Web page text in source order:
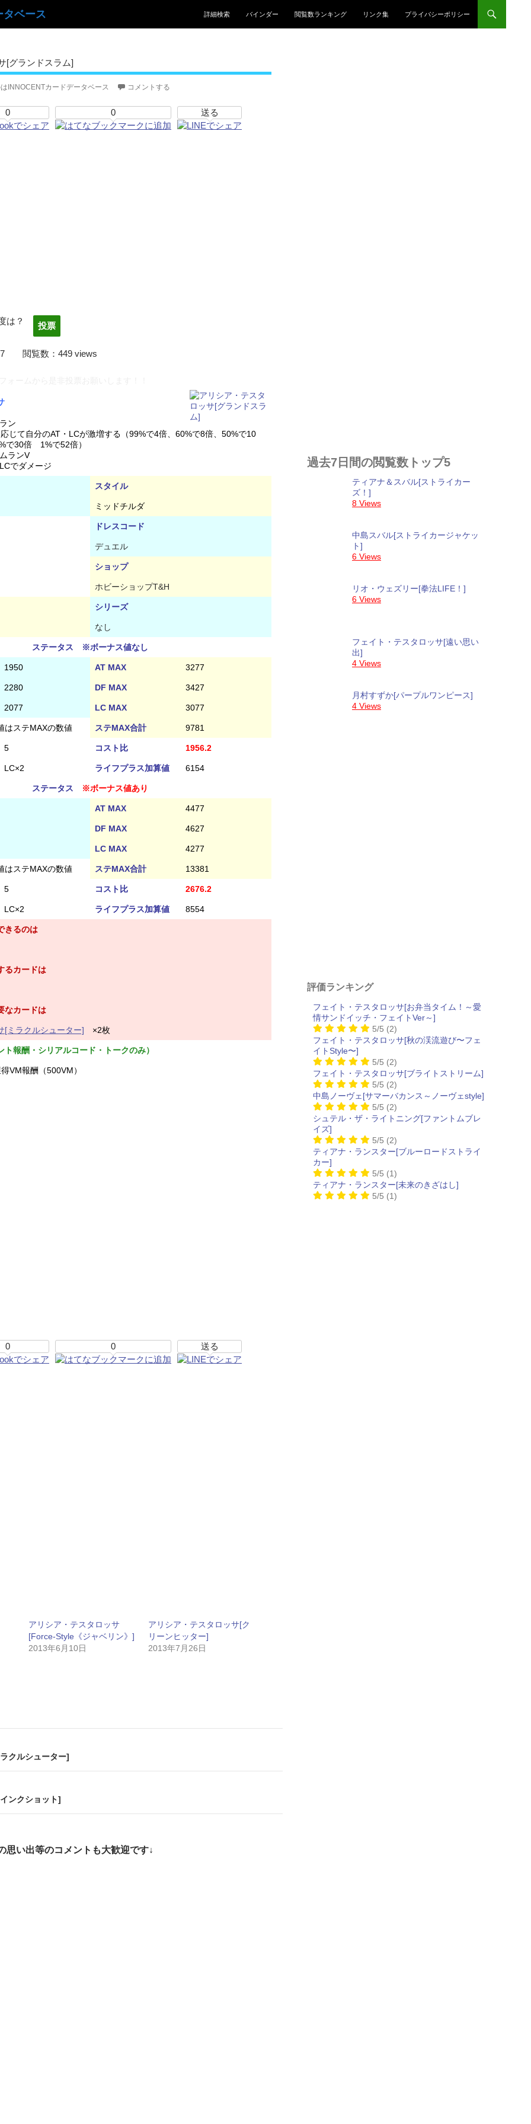
タベース
詳細検索
バインダー 閲覧数ランキング リンク集 プライバシーポリシー
[グランドスラム]
INNOCENTカードデータベース コメントする
0 0 送る
は？
04/07 閲覧数：449 views
ン
て自分のAT・LCが激増する（99%で4倍、60%で8倍、50%で10
30倍 1%で52倍）
ランV
でダメージ
スタイル
ミッドチルダ
ドレスコード
デュエル
ショップ
ホビーショップT&H
シリーズ
なし
ステータス ※ボーナス値なし
1950 AT MAX 3277
2280 DF MAX 3427
2077 LC MAX 3077
はステMAXの数値 ステMAX合計 9781
5 コスト比 1956.2
LC×2 ライフプラス加算値 6154
ステータス ※ボーナス値あり
AT MAX 4477
DF MAX 4627
LC MAX 4277
はステMAXの数値 ステMAX合計 13381
5 コスト比 2676.2
LC×2 ライフプラス加算値 8554
きるのは
るカードは
なカードは
[ミラクルシューター] ×2枚
報酬・シリアルコード・トークのみ）
VM報酬（500VM）
0 0 送る
アリシア・テスタロッサ
[Force-Style《ジャベリン》]
2013年6月10日
アリシア・テスタロッサ[ク
リーンヒッター]
2013年7月26日
クルシューター]
ンクショット]
思い出等のコメントも大歓迎です↓
過去7日間の閲覧数トップ5
ティアナ＆スバル[ストライカー
ズ！]
8 Views
中島スバル[ストライカージャケッ
ト]
6 Views
リオ・ウェズリー[拳法LIFE！]
6 Views
フェイト・テスタロッサ[遠い思い
出]
4 Views
月村すずか[パープルワンピース]
4 Views
評価ランキング
フェイト・テスタロッサ[お弁当タイム！～愛
情サンドイッチ・フェイトVer～]
5/5 (2)
フェイト・テスタロッサ[秋の渓流遊び〜フェ
イトStyle〜]
5/5 (2)
フェイト・テスタロッサ[ブライトストリーム]
5/5 (2)
中島ノーヴェ[サマーバカンス～ノーヴェstyle]
5/5 (2)
シュテル・ザ・ライトニング[ファントムブレ
イズ]
5/5 (2)
ティアナ・ランスター[ブルーロードストライ
カー]
5/5 (1)
ティアナ・ランスター[未来のきざはし]
5/5 (1)